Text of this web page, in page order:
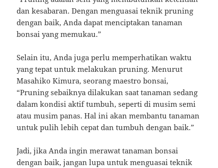
dan kesabaran. Dengan menguasai teknik pruning
dengan baik, Anda dapat menciptakan tanaman
bonsai yang memukau.”
Selain itu, Anda juga perlu memperhatikan waktu
yang tepat untuk melakukan pruning. Menurut
Masahiko Kimura, seorang maestro bonsai,
“Pruning sebaiknya dilakukan saat tanaman sedang
dalam kondisi aktif tumbuh, seperti di musim semi
atau musim panas. Hal ini akan membantu tanaman
untuk pulih lebih cepat dan tumbuh dengan baik.”
Jadi, jika Anda ingin merawat tanaman bonsai
dengan baik, jangan lupa untuk menguasai teknik